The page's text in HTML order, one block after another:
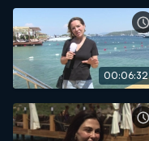
00:06:32